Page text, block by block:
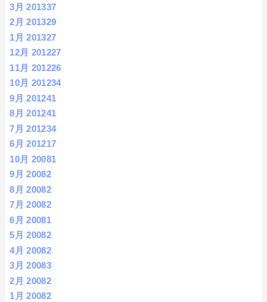
3月 201337
2月 201329
1月 201327
12月 201227
11月 201226
10月 201234
9月 201241
8月 201241
7月 201234
6月 201217
10月 20081
9月 20082
8月 20082
7月 20082
6月 20081
5月 20082
4月 20082
3月 20083
2月 20082
1月 20082